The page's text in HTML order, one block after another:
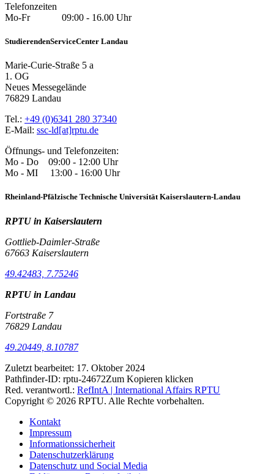
Telefonzeiten
Mo-Fr 09:00 - 16.00 Uhr
StudierendenServiceCenter Landau
Marie-Curie-Straße 5 a
1. OG
Neues Messegelände
76829 Landau
Tel.: +49 (0)6341 280 37340
E-Mail: ssc-ld[at]rptu.de
Öffnungs- und Telefonzeiten:
Mo - Do 09:00 - 12:00 Uhr
Mo - MI 13:00 - 16:00 Uhr
Rheinland-Pfälzische Technische Universität Kaiserslautern-Landau
RPTU in Kaiserslautern
Gottlieb-Daimler-Straße
67663 Kaiserslautern
49.42483, 7.75246
RPTU in Landau
Fortstraße 7
76829 Landau
49.20449, 8.10787
Zuletzt bearbeitet: 17. Oktober 2024
Pathfinder-ID: rptu-24672Zum Kopieren klicken
Red. verantwortl.: RefIntA | International Affairs RPTU
Copyright © 2026 RPTU. Alle Rechte vorbehalten.
Kontakt
Impressum
Informationssicherheit
Datenschutzerklärung
Datenschutz und Social Media